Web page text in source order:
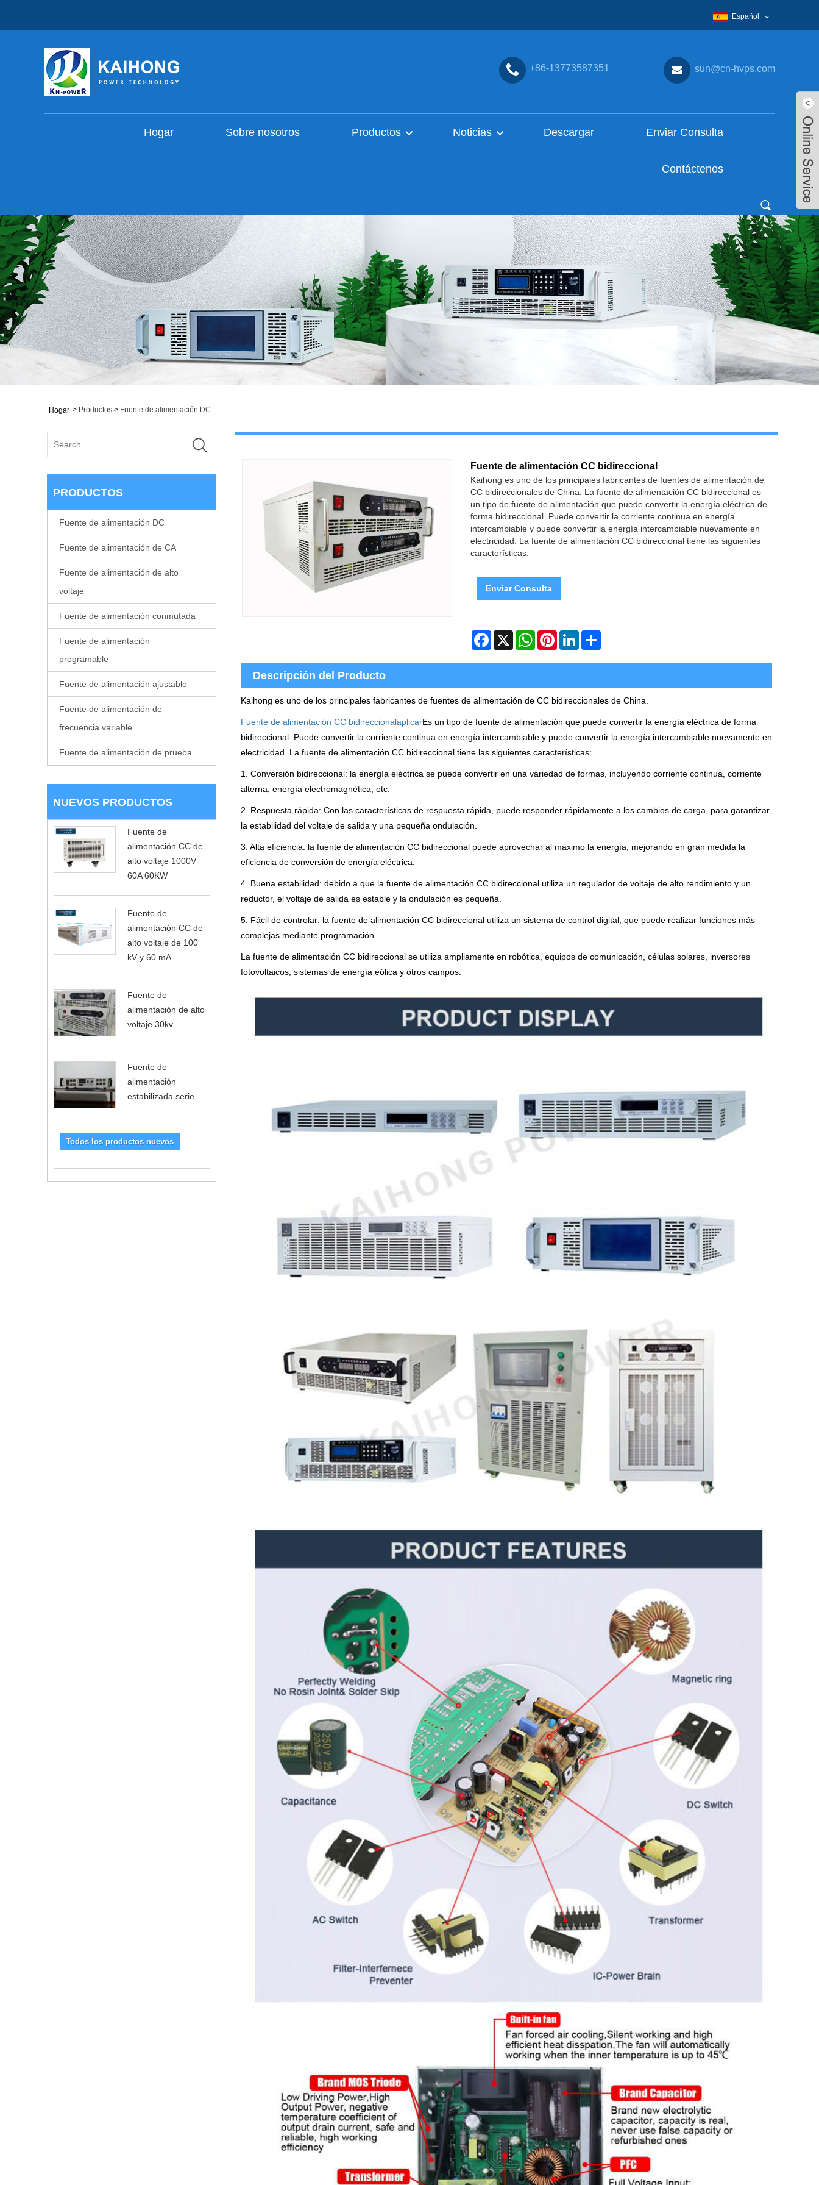
Español
+86-13773587351 sun@cn-hvps.com
Hogar Sobre nosotros Productos Noticias Descargar Enviar Consulta
Contáctenos
Hogar > Productos > Fuente de alimentación DC
PRODUCTOS
Fuente de alimentación DC
Fuente de alimentación de CA
Fuente de alimentación de alto
voltaje
Fuente de alimentación conmutada
Fuente de alimentación
programable
Fuente de alimentación ajustable
Fuente de alimentación de
frecuencia variable
Fuente de alimentación de prueba
NUEVOS PRODUCTOS
Fuente de
alimentación CC de
alto voltaje 1000V
60A 60KW
Fuente de
alimentación CC de
alto voltaje de 100
kV y 60 mA
Fuente de
alimentación de alto
voltaje 30kv
Fuente de
alimentación
estabilizada serie
Todos los productos nuevos
Fuente de alimentación CC bidireccional
Kaihong es uno de los principales fabricantes de fuentes de alimentación de
CC bidireccionales de China. La fuente de alimentación CC bidireccional es
un tipo de fuente de alimentación que puede convertir la energía eléctrica de
forma bidireccional. Puede convertir la corriente continua en energía
intercambiable y puede convertir la energía intercambiable nuevamente en
electricidad. La fuente de alimentación CC bidireccional tiene las siguientes
características:
Enviar Consulta
Facebook
X WhatsAppPinterestLinkedInShare
Descripción del Producto
Kaihong es uno de los principales fabricantes de fuentes de alimentación de CC bidireccionales de China.
Fuente de alimentación CC bidireccionalaplicarEs un tipo de fuente de alimentación que puede convertir la energía eléctrica de forma
bidireccional. Puede convertir la corriente continua en energía intercambiable y puede convertir la energía intercambiable nuevamente en
electricidad. La fuente de alimentación CC bidireccional tiene las siguientes características:
1. Conversión bidireccional: la energía eléctrica se puede convertir en una variedad de formas, incluyendo corriente continua, corriente
alterna, energía electromagnética, etc.
2. Respuesta rápida: Con las características de respuesta rápida, puede responder rápidamente a los cambios de carga, para garantizar
la estabilidad del voltaje de salida y una pequeña ondulación.
3. Alta eficiencia: la fuente de alimentación CC bidireccional puede aprovechar al máximo la energía, mejorando en gran medida la
eficiencia de conversión de energía eléctrica.
4. Buena estabilidad: debido a que la fuente de alimentación CC bidireccional utiliza un regulador de voltaje de alto rendimiento y un
reductor, el voltaje de salida es estable y la ondulación es pequeña.
5. Fácil de controlar: la fuente de alimentación CC bidireccional utiliza un sistema de control digital, que puede realizar funciones más
complejas mediante programación.
La fuente de alimentación CC bidireccional se utiliza ampliamente en robótica, equipos de comunicación, células solares, inversores
fotovoltaicos, sistemas de energía eólica y otros campos.